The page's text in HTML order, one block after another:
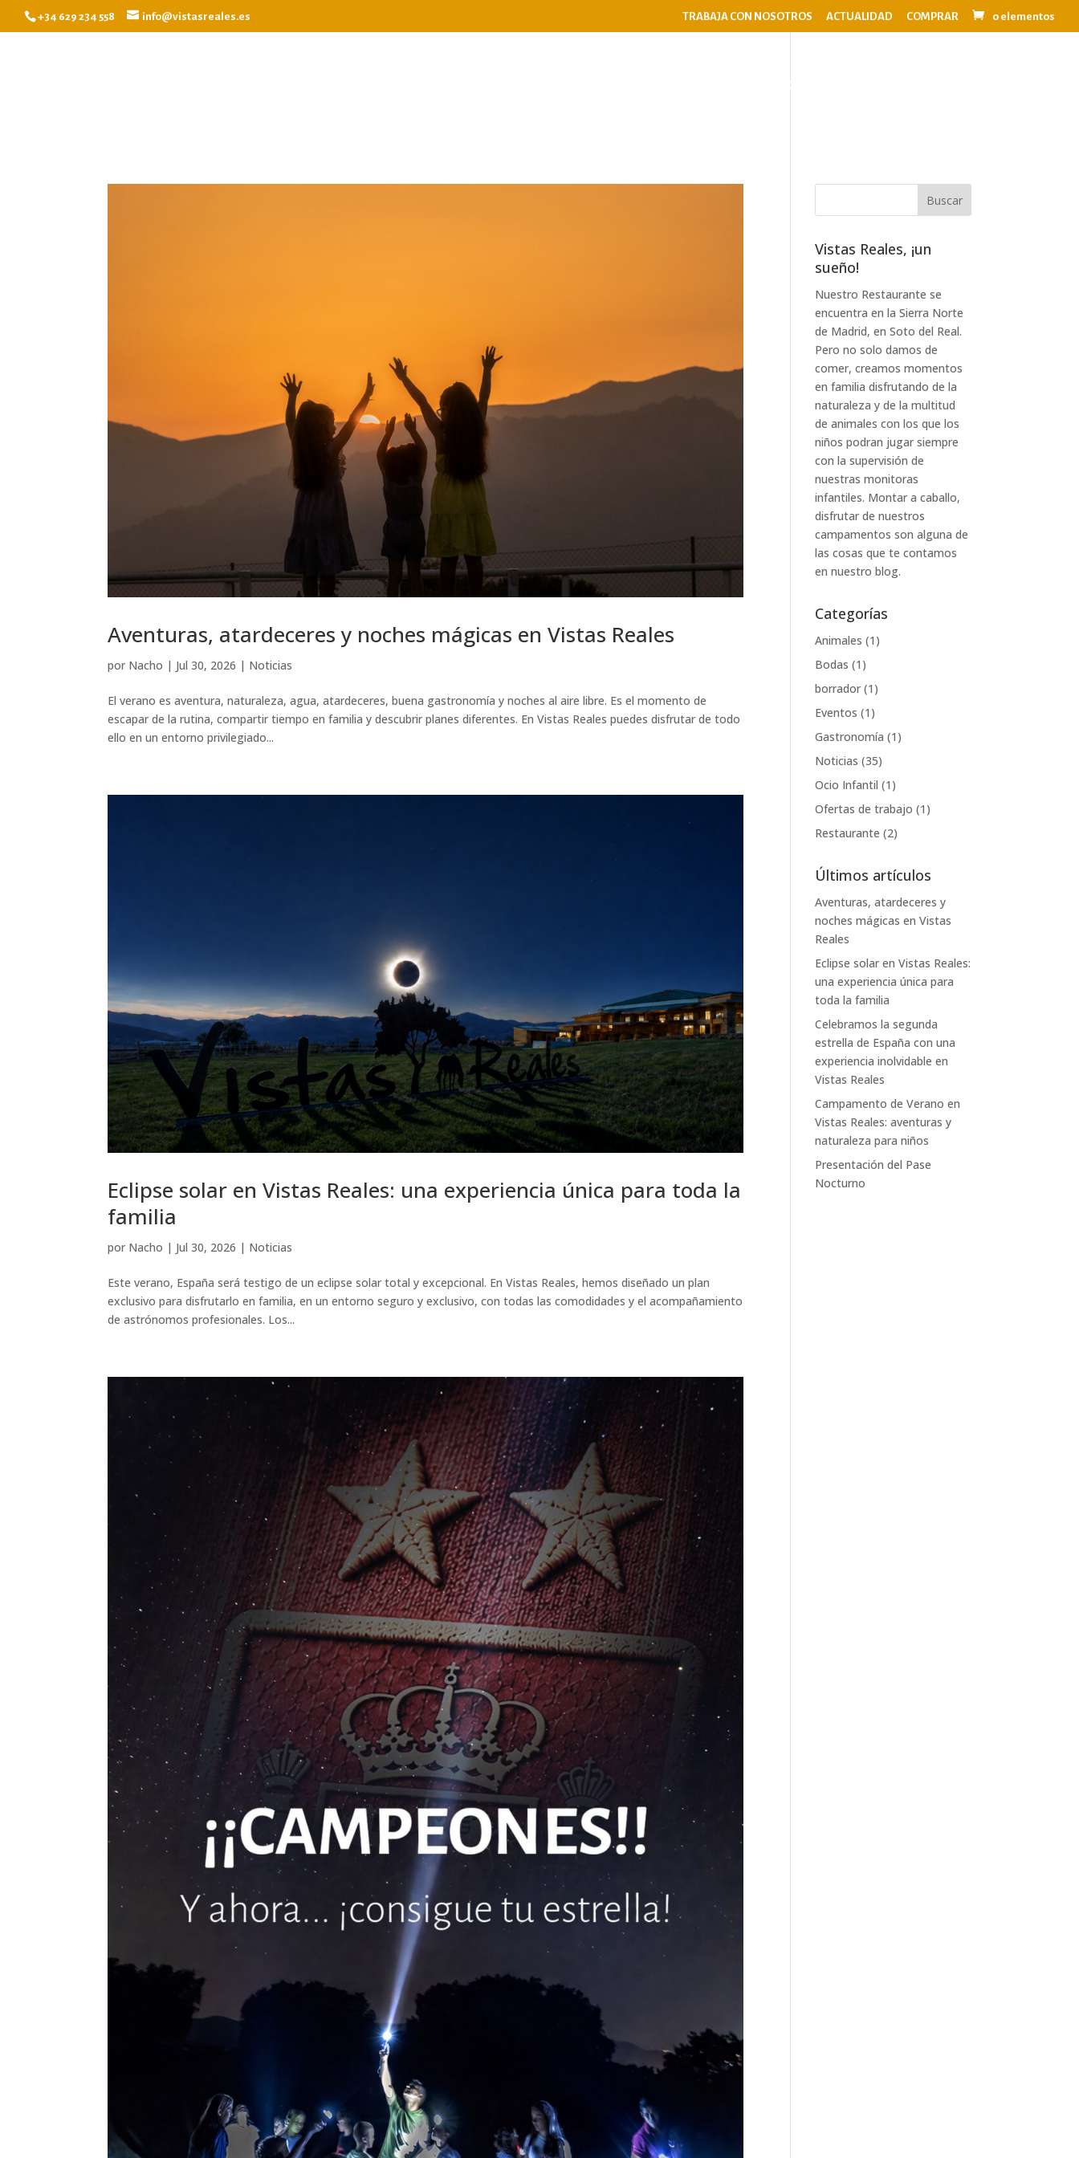
+34 629 234 558 info@vistasreales.es TRABAJA CON NOSOTROS ACTUALIDAD COMPRAR 0 elementos
EVENTOS
Aventuras, atardeceres y noches mágicas en Vistas Reales
por Nacho | Jul 30, 2026 | Noticias
El verano es aventura, naturaleza, agua, atardeceres, buena gastronomía y noches al aire libre. Es el momento de
escapar de la rutina, compartir tiempo en familia y descubrir planes diferentes. En Vistas Reales puedes disfrutar de todo
ello en un entorno privilegiado...
Eclipse solar en Vistas Reales: una experiencia única para toda la
familia
por Nacho | Jul 30, 2026 | Noticias
Este verano, España será testigo de un eclipse solar total y excepcional. En Vistas Reales, hemos diseñado un plan
exclusivo para disfrutarlo en familia, en un entorno seguro y exclusivo, con todas las comodidades y el acompañamiento
de astrónomos profesionales. Los...
Vistas Reales, ¡un
sueño!
Nuestro Restaurante se
encuentra en la Sierra Norte
de Madrid, en Soto del Real.
Pero no solo damos de
comer, creamos momentos
en familia disfrutando de la
naturaleza y de la multitud
de animales con los que los
niños podran jugar siempre
con la supervisión de
nuestras monitoras
infantiles. Montar a caballo,
disfrutar de nuestros
campamentos son alguna de
las cosas que te contamos
en nuestro blog.
Categorías
Animales (1)
Bodas (1)
borrador (1)
Eventos (1)
Gastronomía (1)
Noticias (35)
Ocio Infantil (1)
Ofertas de trabajo (1)
Restaurante (2)
Últimos artículos
Aventuras, atardeceres y
noches mágicas en Vistas
Reales
Eclipse solar en Vistas Reales:
una experiencia única para
toda la familia
Celebramos la segunda
estrella de España con una
experiencia inolvidable en
Vistas Reales
Campamento de Verano en
Vistas Reales: aventuras y
naturaleza para niños
Presentación del Pase
Nocturno